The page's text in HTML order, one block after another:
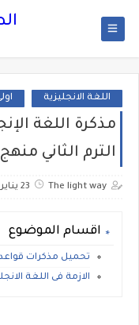
اللغة الانجليزية
مذكرة اللغة
الترم الثاني منهج 2019 مستر محمود بدر
The light way 23 يناير 2019
اقسام الموضوع
تحميل مذكرات
الازمة فى اللغة